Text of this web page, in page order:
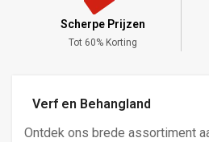
Scherpe Prijzen
Tot 60% Korting
Verf en Behangland
Ontdek ons brede assortiment